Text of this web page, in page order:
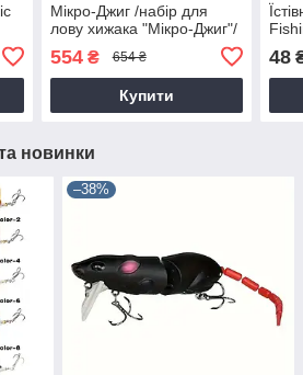
Мікро-Джиг /набір для
лову хижака "Мікро-Джиг"/
554₴ 654 ₴
Купити
48
новинки
–38%